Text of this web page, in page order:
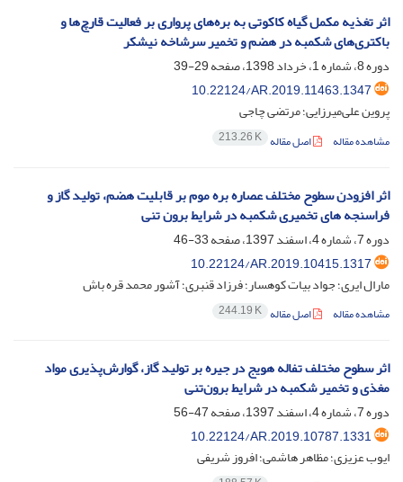
اثر تغذیه مکمل گیاه کاکوتی به بره‌های پرواری بر فعالیت قارچ‌ها و
باکتری‌های شکمبه در هضم و تخمیر سرشاخه نیشکر
دوره 8، شماره 1، خرداد 1398، صفحه
29-39
10.22124/AR.2019.11463.1347
پروین علی‌میرزایی؛ مرتضی چاجی
مشاهده مقاله اصل مقاله 213.26 K
اثر افزودن سطوح مختلف عصاره بره موم بر قابلیت هضم، تولید گاز و
فراسنجه های تخمیری شکمبه در شرایط برون تنی
دوره 7، شماره 4، اسفند 1397، صفحه
33-46
10.22124/AR.2019.10415.1317
مارال ایری؛ جواد بیات کوهسار؛ فرزاد قنبری؛ آشور محمد قره باش
مشاهده مقاله اصل مقاله 244.19 K
اثر سطوح مختلف تفاله هویج در جیره بر تولید گاز، گوارش‌پذیری مواد
مغذی و تخمیر شکمبه در شرایط برون‌تنی
دوره 7، شماره 4، اسفند 1397، صفحه
47-56
10.22124/AR.2019.10787.1331
ایوب عزیزی؛ مظاهر هاشمی؛ افروز شریفی